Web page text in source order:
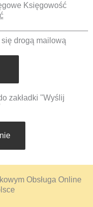
Księgowość
drogą mailową
zakładki "Wyślij
Obsługa Online